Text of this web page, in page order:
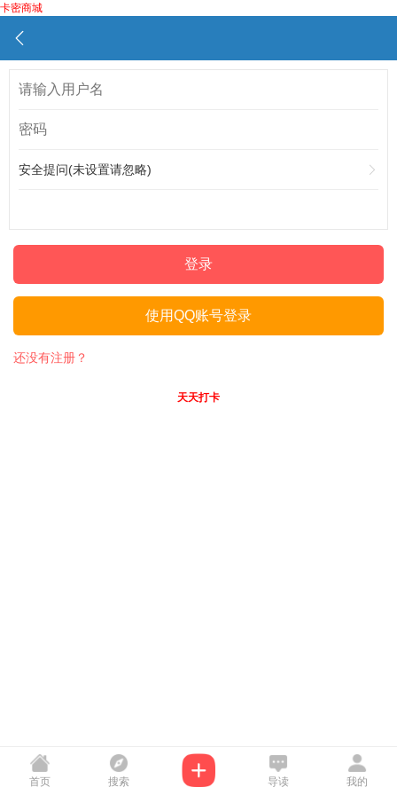
卡密商城
安全提问(未设置请忽略)
登录
使用QQ账号登录
还没有注册？
天天打卡
首页 搜索 导读 我的